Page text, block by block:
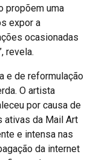
propõem uma
expor a
ocasionadas
revela.
e de reformulação
O artista
por causa de
ativas da Mail Art
e intensa nas
da internet